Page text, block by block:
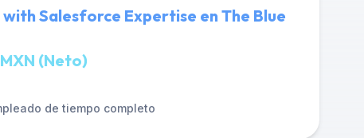
Salesforce Expertise en The Blue
(Neto)
de tiempo completo